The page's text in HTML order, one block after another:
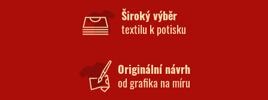
Široký výběr
textilu k potisku
Originální návrh
od grafika na míru